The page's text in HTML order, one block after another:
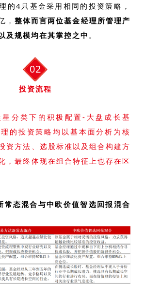
的4只基金采用相同的投资策略，
， 整体而言两位基金经理所管理产
及规模均在其掌控之中 。
02
投资流程
分类下的积极配置-大盘成长基
的投资策略均以基本面分析为核
资方法、选股标准以及组合构建方
，最终体现在组合特征上也存在区
常态混合与中欧价值智选回报混合